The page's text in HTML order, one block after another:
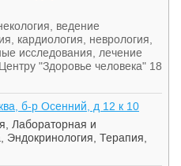
ведение
кардиология, неврология,
исследования, лечение
"Здоровье человека" 18
б-р Осенний, д 12 к 10
Лабораторная и
Эндокринология Терапия